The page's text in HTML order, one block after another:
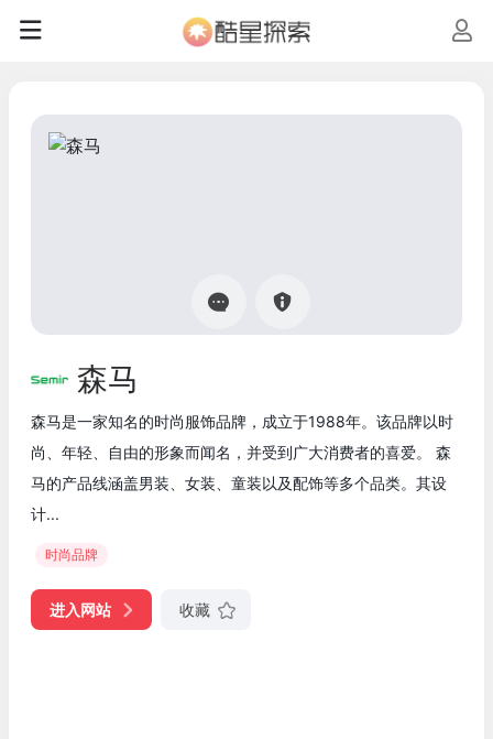
森马
森马是一家知名的时尚服饰品牌，成立于1988年。该品牌以时
尚、年轻、自由的形象而闻名，并受到广大消费者的喜爱。 森
马的产品线涵盖男装、女装、童装以及配饰等多个品类。其设
计...
时尚品牌
进入网站 收藏